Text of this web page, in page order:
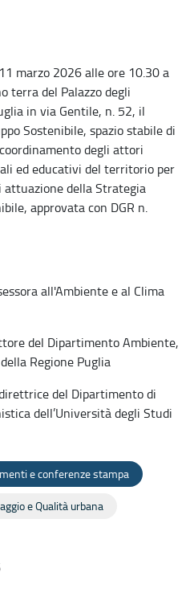
marzo 2026 alle ore 10.30 a
terra del Palazzo degli
in via Gentile, n. 52, il
Sostenibile, spazio stabile di
degli attori
ed educativi del territorio per
attuazione della Strategia
approvata con DGR n.
all'Ambiente e al Clima
del Dipartimento Ambiente,
Regione Puglia
del Dipartimento di
dell’Università degli Studi
e conferenze stampa
e Qualità urbana